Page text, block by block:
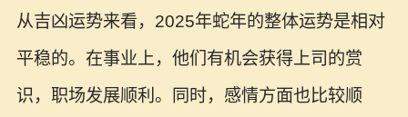
从吉凶运势来看，2025年蛇年的整体运势是相对
平稳的。在事业上，他们有机会获得上司的赏
识，职场发展顺利。同时，感情方面也比较顺